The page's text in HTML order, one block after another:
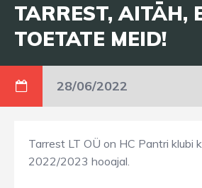
TARREST, AITÄH,
TOETATE MEID!
28/06/2022
Tarrest LT OÜ on HC Pantri klubi
2022/2023 hooajal.